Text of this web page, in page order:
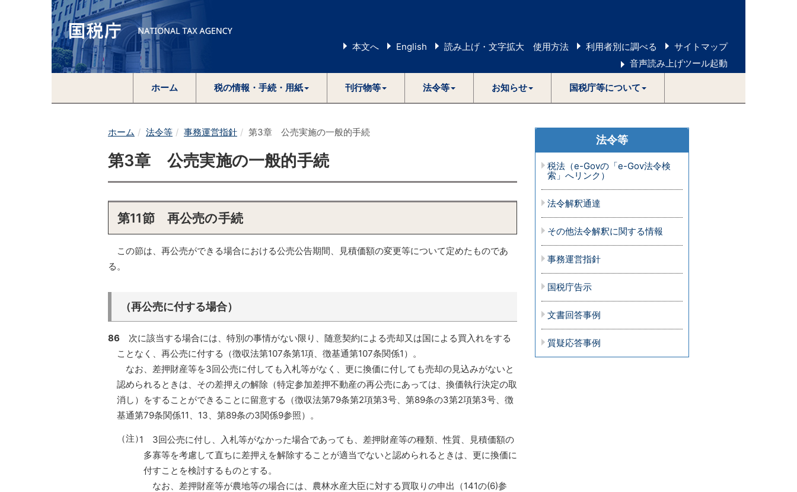
本文へ English 読み上げ・文字拡大 使用方法 利用者別に調べる
サイトマップ
音声読み上げツール起動
ホーム 税の情報・手続・用紙 刊行物等 法令等 お知らせ 国税庁等について
ホーム 法令等 事務運営指針 第3章 公売実施の一般的手続
第3章 公売実施の一般的手続
第11節 再公売の手続
この節は、再公売ができる場合における公売公告期間、見積価額の変更等について定めたものであ
る。
（再公売に付する場合）
86 次に該当する場合には、特別の事情がない限り、随意契約による売却又は国による買入れをする
ことなく、再公売に付する（徴収法第107条第1項、徴基通第107条関係1）。
なお、差押財産等を3回公売に付しても入札等がなく、更に換価に付しても売却の見込みがないと
認められるときは、その差押えの解除（特定参加差押不動産の再公売にあっては、換価執行決定の取
消し）をすることができることに留意する（徴収法第79条第2項第3号、第89条の3第2項第3号、徴
基通第79条関係11、13、第89条の3関係9参照）。
（注）1 3回公売に付し、入札等がなかった場合であっても、差押財産等の種類、性質、見積価額の
多寡等を考慮して直ちに差押えを解除することが適当でないと認められるときは、更に換価に
付すことを検討するものとする。
なお、差押財産等が農地等の場合には、農林水産大臣に対する買取りの申出（141の(6)参
法令等
税法（e-Govの「e-Gov法令検
索」へリンク）
法令解釈通達
その他法令解釈に関する情報
事務運営指針
国税庁告示
文書回答事例
質疑応答事例